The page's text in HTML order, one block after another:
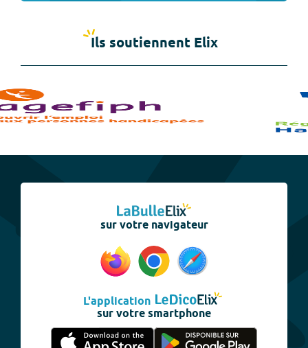
Ils soutiennent Elix
sur votre navigateur
L'application
sur votre smartphone